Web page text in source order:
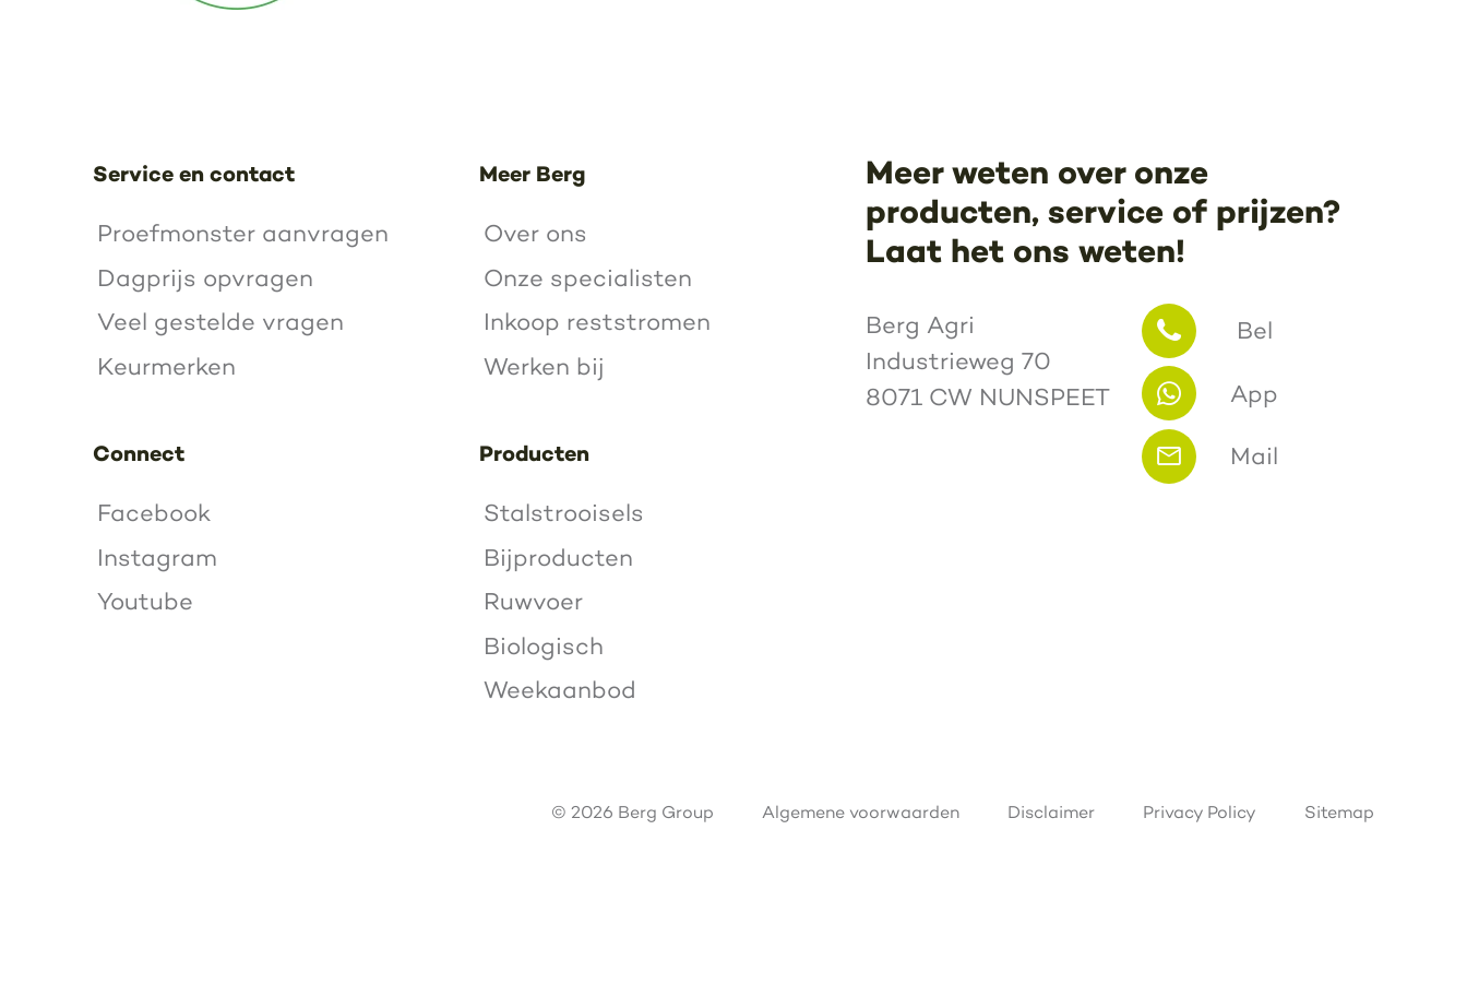
Service en contact
Proefmonster aanvragen
Dagprijs opvragen
Veel gestelde vragen
Keurmerken
Meer Berg
Over ons
Onze specialisten
Inkoop reststromen
Werken bij
Connect
Facebook
Instagram
Youtube
Producten
Stalstrooisels
Bijproducten
Ruwvoer
Biologisch
Weekaanbod
Meer weten over onze
producten, service of prijzen?
Laat het ons weten!
Berg Agri
Industrieweg 70
8071 CW NUNSPEET
Bel
App
Mail
© 2026 Berg Group Algemene voorwaarden Disclaimer Privacy Policy Sitemap